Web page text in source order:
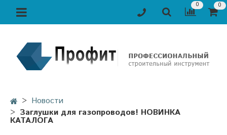
0 0
Новости
Заглушки для газопроводов! НОВИНКА
КАТАЛОГА